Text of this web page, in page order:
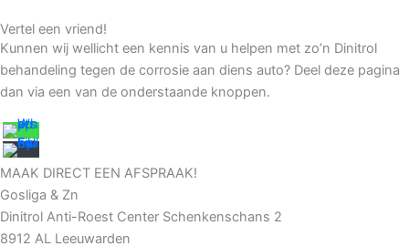
Vertel een vriend!
Kunnen wij wellicht een kennis van u helpen met zo’n Dinitrol
behandeling tegen de corrosie aan diens auto? Deel deze pagina
dan via een van de onderstaande knoppen.
MAAK DIRECT EEN AFSPRAAK!
Gosliga & Zn
Dinitrol Anti-Roest Center Schenkenschans 2
8912 AL Leeuwarden